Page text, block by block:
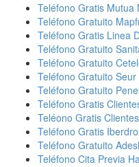
Teléfono Gratis Mutua
Teléfono Gratuito
Teléfono Gratis Linea
Teléfono Gratuito
Teléfono Gratuito
Teléfono Gratuito Seur
Teléfono Gratuito
Teléfono Gratis
Teléono Gratis
Teléfono Gratis
Teléfono Gratuito
Teléfono Cita Previa